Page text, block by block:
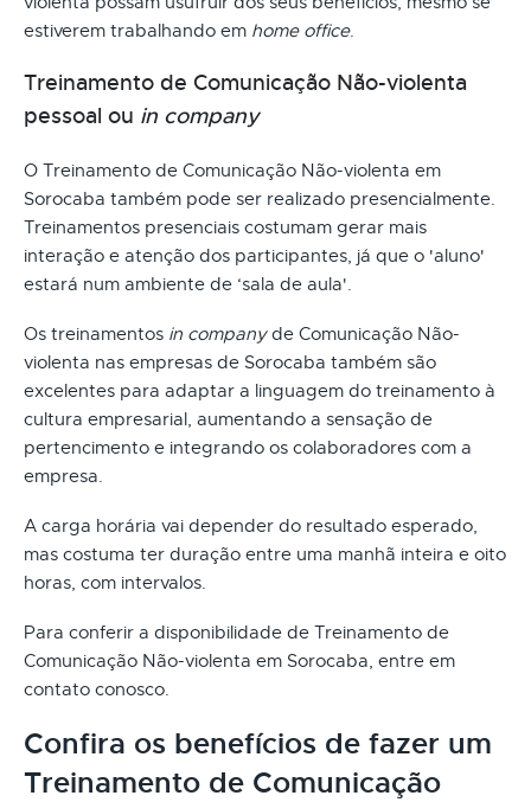
estiverem trabalhando em home office.
Treinamento de Comunicação Não-violenta
pessoal ou in company
O Treinamento de Comunicação Não-violenta em
Sorocaba também pode ser realizado presencialmente.
Treinamentos presenciais costumam gerar mais
interação e atenção dos participantes, já que o 'aluno'
estará num ambiente de ‘sala de aula'.
Os treinamentos in companyde Comunicação Não-
violenta nas empresas de Sorocaba também são
excelentes para adaptar a linguagem do treinamento à
cultura empresarial, aumentando a sensação de
pertencimento e integrando os colaboradores com a
empresa.
A carga horária vai depender do resultado esperado,
mas costuma ter duração entre uma manhã inteira e oito
horas, com intervalos.
Para conferir a disponibilidade de Treinamento de
Comunicação Não-violenta em Sorocaba, entre em
contato conosco.
Confira os benefícios de fazer um
Treinamento de Comunicação